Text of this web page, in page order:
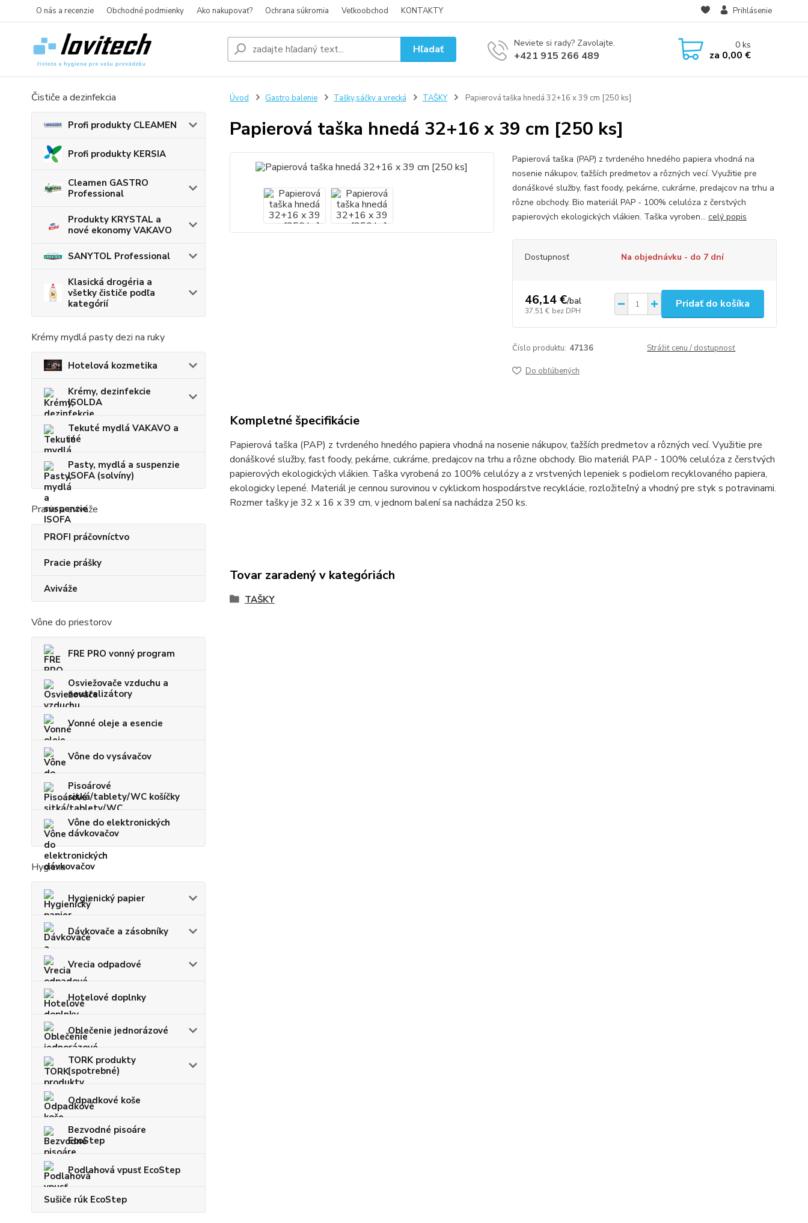
O nás a recenzie Obchodné podmienky Ako nakupovať? Ochrana súkromia Veľkoobchod KONTAKTY Prihlásenie
Hľadať Neviete si rady? Zavolajte.
+421 915 266 489
0ks
za 0,00 €
Čističe a dezinfekcia
Profi produkty CLEAMEN
Profi produkty KERSIA
Cleamen GASTRO
Professional
Produkty KRYSTAL a
nové ekonomy VAKAVO
SANYTOL Professional
Klasická drogéria a
všetky čističe podľa
kategórií
Krémy mydlá pasty dezi na ruky
Hotelová kozmetika
Krémy, dezinfekcie
ISOLDA
Tekuté mydlá VAKAVO a
iné
Pasty, mydlá a suspenzie
ISOFA (solvíny)
Pranie a aviváže
PROFI práčovníctvo
Pracie prášky
Aviváže
Vône do priestorov
FRE PRO vonný program
Osviežovače vzduchu a
neutralizátory
Vonné oleje a esencie
Vône do vysávačov
Pisoárové
sitká/tablety/WC košíčky
Vône do elektronických
dávkovačov
Hygiena
Hygienický papier
Dávkovače a zásobníky
Vrecia odpadové
Hotelové doplnky
Oblečenie jednorázové
TORK produkty
(spotrebné)
Odpadkové koše
Bezvodné pisoáre
EcoStep
Podlahová vpusť EcoStep
Sušiče rúk EcoStep
Úvod Gastro balenie Tašky,sáčky a vrecká TAŠKY Papierová taška hnedá 32+16 x 39 cm [250 ks]
Papierová taška hnedá 32+16 x 39 cm [250 ks]
Papierová taška (PAP) z tvrdeného hnedého papiera vhodná na
nosenie nákupov, ťažších predmetov a rôzných vecí. Využitie pre
donáškové služby, fast foody, pekárne, cukrárne, predajcov na trhu a
rôzne obchody. Bio materiál PAP - 100% celulóza z čerstvých
papierových ekologických vlákien. Taška vyroben... celý popis
Dostupnosť Na objednávku - do 7 dní
46,14 €/bal
37,51 € bez DPH
Pridať do košíka
Číslo produktu: 47136 Strážiť cenu / dostupnosť
Do obľúbených
Kompletné špecifikácie
Papierová taška (PAP) z tvrdeného hnedého papiera vhodná na nosenie nákupov, ťažších predmetov a rôzných vecí. Využitie pre
donáškové služby, fast foody, pekárne, cukrárne, predajcov na trhu a rôzne obchody. Bio materiál PAP - 100% celulóza z čerstvých
papierových ekologických vlákien. Taška vyrobená zo 100% celulózy a z vrstvených lepeniek s podielom recyklovaného papiera,
ekologicky lepené. Materiál je cennou surovinou v cyklickom hospodárstve recyklácie, rozložiteľný a vhodný pre styk s potravinami.
Rozmer tašky je 32 x 16 x 39 cm, v jednom balení sa nachádza 250 ks.
Tovar zaradený v kategóriách
TAŠKY